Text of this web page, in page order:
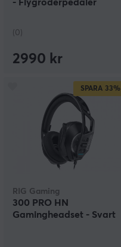
- Flygroderpedaler
(0)
2990 kr
SPARA 33%
RIG Gaming
300 PRO HN
Gamingheadset - Svart